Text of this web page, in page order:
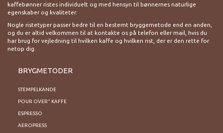
kaffebønner ristes individuelt og med hensyn til bønnernes naturlige
egenskaber og kvaliteter.
Nogle ristetyper passer bedre til en bestemt bryggemetode end en anden,
og du er altid velkommen til at kontakte os på telefon eller mail, hvis du
har brug for vejledning til hvilken kaffe og hvilken rist, der er den rette for
netop dig.
BRYGMETODER
STEMPELKANDE
POUR OVER" KAFFE
ESPRESSO
AEROPRESS